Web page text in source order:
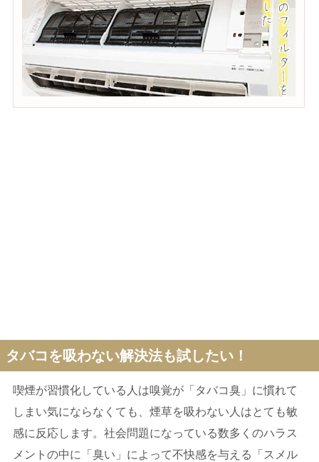
タバコを吸わない解決法も試したい！
喫煙が習慣化している人は嗅覚が「タバコ臭」に慣れて
しまい気にならなくても、煙草を吸わない人はとても敏
感に反応します。社会問題になっている数多くのハラス
メントの中に「臭い」によって不快感を与える「スメル